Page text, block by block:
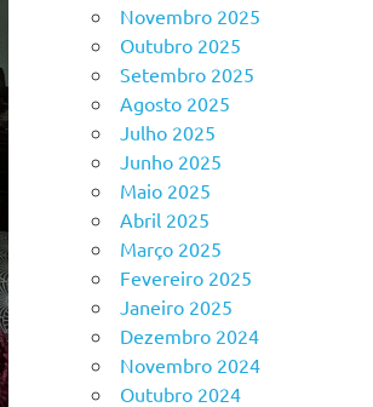
Novembro 2025
Outubro 2025
Setembro 2025
Agosto 2025
Julho 2025
Junho 2025
Maio 2025
Abril 2025
Março 2025
Fevereiro 2025
Janeiro 2025
Dezembro 2024
Novembro 2024
Outubro 2024